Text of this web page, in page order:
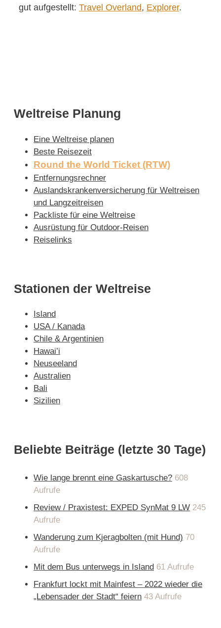
gut aufgestellt: Travel Overland, Explorer.
Weltreise Planung
Eine Weltreise planen
Beste Reisezeit
Round the World Ticket (RTW)
Entfernungsrechner
Auslandskrankenversicherung für Weltreisen
und Langzeitreisen
Packliste für eine Weltreise
Ausrüstung für Outdoor-Reisen
Reiselinks
Stationen der Weltreise
Island
USA / Kanada
Chile & Argentinien
Hawai’i
Neuseeland
Australien
Bali
Sizilien
Beliebte Beiträge (letzte 30 Tage)
Wie lange brennt eine Gaskartusche? 608
Aufrufe
Review / Praxistest: EXPED SynMat 9 LW 245
Aufrufe
Wanderung zum Kjeragbolten (mit Hund) 70
Aufrufe
Mit dem Bus unterwegs in Island 61 Aufrufe
Frankfurt lockt mit Mainfest – 2022 wieder die
„Lebensader der Stadt“ feiern 43 Aufrufe